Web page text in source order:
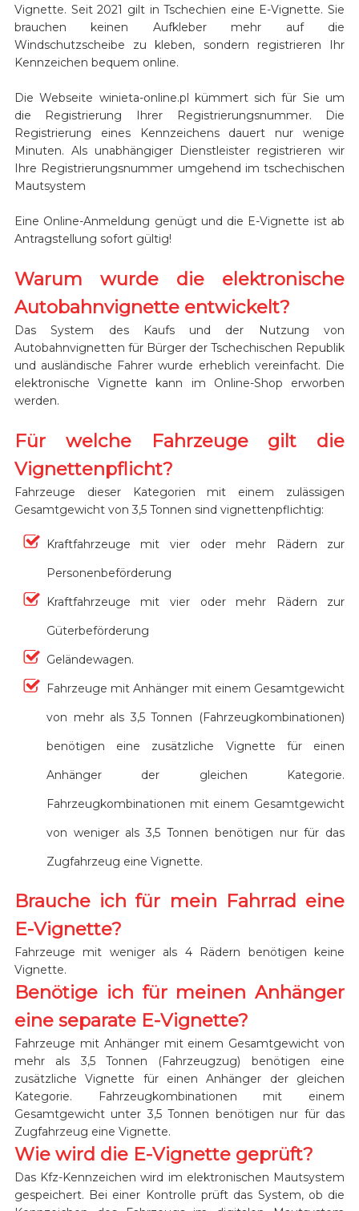
Vignette. Seit 2021 gilt in Tschechien eine E-Vignette. Sie
brauchen keinen Aufkleber mehr auf die
Windschutzscheibe zu kleben, sondern registrieren Ihr
Kennzeichen bequem online.
Die Webseite winieta-online.pl kümmert sich für Sie um
die Registrierung Ihrer Registrierungsnummer. Die
Registrierung eines Kennzeichens dauert nur wenige
Minuten. Als unabhängiger Dienstleister registrieren wir
Ihre Registrierungsnummer umgehend im tschechischen
Mautsystem
Eine Online-Anmeldung genügt und die E-Vignette ist ab
Antragstellung sofort gültig!
Warum wurde die elektronische
Autobahnvignette entwickelt?
Das System des Kaufs und der Nutzung von
Autobahnvignetten für Bürger der Tschechischen Republik
und ausländische Fahrer wurde erheblich vereinfacht. Die
elektronische Vignette kann im Online-Shop erworben
werden.
Für welche Fahrzeuge gilt die
Vignettenpflicht?
Fahrzeuge dieser Kategorien mit einem zulässigen
Gesamtgewicht von 3,5 Tonnen sind vignettenpflichtig:
Kraftfahrzeuge mit vier oder mehr Rädern zur
Personenbeförderung
Kraftfahrzeuge mit vier oder mehr Rädern zur
Güterbeförderung
Geländewagen.
Fahrzeuge mit Anhänger mit einem Gesamtgewicht
von mehr als 3,5 Tonnen (Fahrzeugkombinationen)
benötigen eine zusätzliche Vignette für einen
Anhänger der gleichen Kategorie.
Fahrzeugkombinationen mit einem Gesamtgewicht
von weniger als 3,5 Tonnen benötigen nur für das
Zugfahrzeug eine Vignette.
Brauche ich für mein Fahrrad eine
E-Vignette?
Fahrzeuge mit weniger als 4 Rädern benötigen keine
Vignette.
Benötige ich für meinen Anhänger
eine separate E-Vignette?
Fahrzeuge mit Anhänger mit einem Gesamtgewicht von
mehr als 3,5 Tonnen (Fahrzeugzug) benötigen eine
zusätzliche Vignette für einen Anhänger der gleichen
Kategorie. Fahrzeugkombinationen mit einem
Gesamtgewicht unter 3,5 Tonnen benötigen nur für das
Zugfahrzeug eine Vignette.
Wie wird die E-Vignette geprüft?
Das Kfz-Kennzeichen wird im elektronischen Mautsystem
gespeichert. Bei einer Kontrolle prüft das System, ob die